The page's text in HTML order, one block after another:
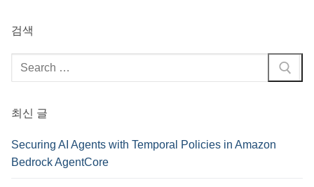
검색
검
색
최신 글
Securing AI Agents with Temporal Policies in Amazon
Bedrock AgentCore